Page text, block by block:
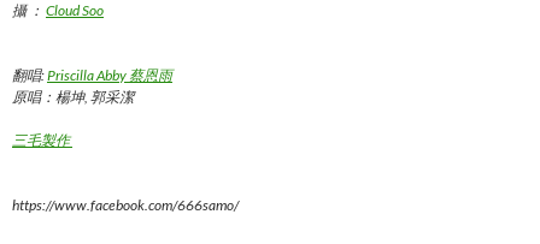
攝 ： Cloud Soo
翻唱:Priscilla Abby 蔡恩雨
原唱：楊坤, 郭采潔
三毛製作
https://www.facebook.com/666samo/